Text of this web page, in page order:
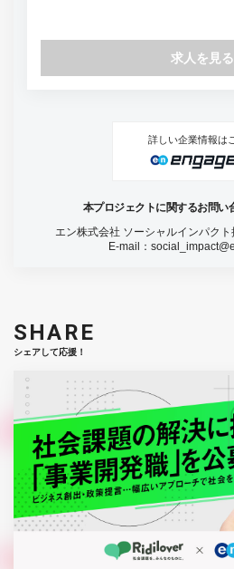
求人を見る
詳しい企業情報は
本プロジェクトに関するお問い
エン株式会社 ソーシャルインパク
E-mail：
SHARE
シェアして応援！